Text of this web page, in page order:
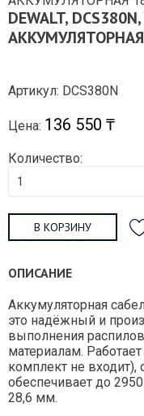
DEWALT,
АККУМУЛЯТОРНАЯ
Артикул: DCS380N
Цена: 136 550 ₸
Количество:
В КОРЗИНУ
ОПИСАНИЕ
Аккумуляторная
это надёжный и
выполнения
материалам.
комплект не
обеспечивает до
28,6 мм.